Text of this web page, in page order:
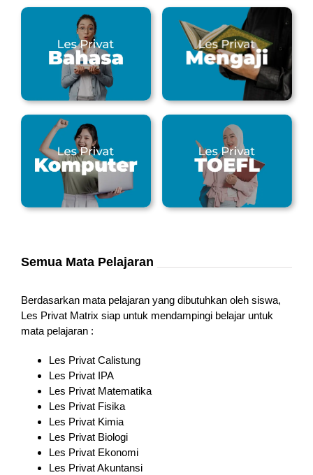
Semua Mata Pelajaran
Berdasarkan mata pelajaran yang dibutuhkan oleh siswa,
Les Privat Matrix siap untuk mendampingi belajar untuk
mata pelajaran :
Les Privat Calistung
Les Privat IPA
Les Privat Matematika
Les Privat Fisika
Les Privat Kimia
Les Privat Biologi
Les Privat Ekonomi
Les Privat Akuntansi